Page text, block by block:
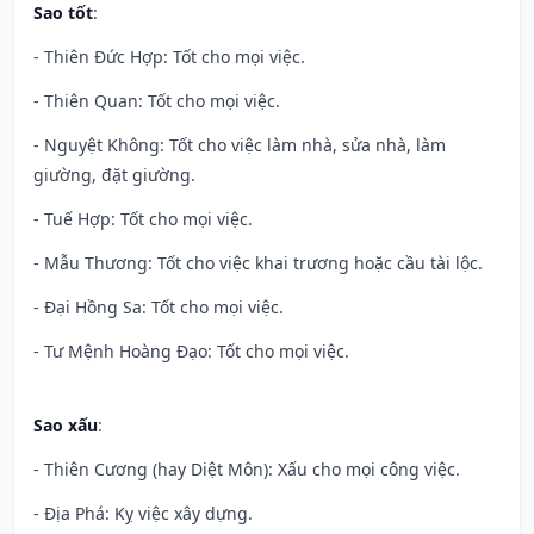
Sao tốt:
- Thiên Đức Hợp: Tốt cho mọi việc.
- Thiên Quan: Tốt cho mọi việc.
- Nguyệt Không: Tốt cho việc làm nhà, sửa nhà, làm
giường, đặt giường.
- Tuế Hợp: Tốt cho mọi việc.
- Mẫu Thương: Tốt cho việc khai trương hoặc cầu tài lộc.
- Đại Hồng Sa: Tốt cho mọi việc.
- Tư Mệnh Hoàng Đạo: Tốt cho mọi việc.
Sao xấu:
- Thiên Cương (hay Diệt Môn): Xấu cho mọi công việc.
- Địa Phá: Kỵ việc xây dựng.